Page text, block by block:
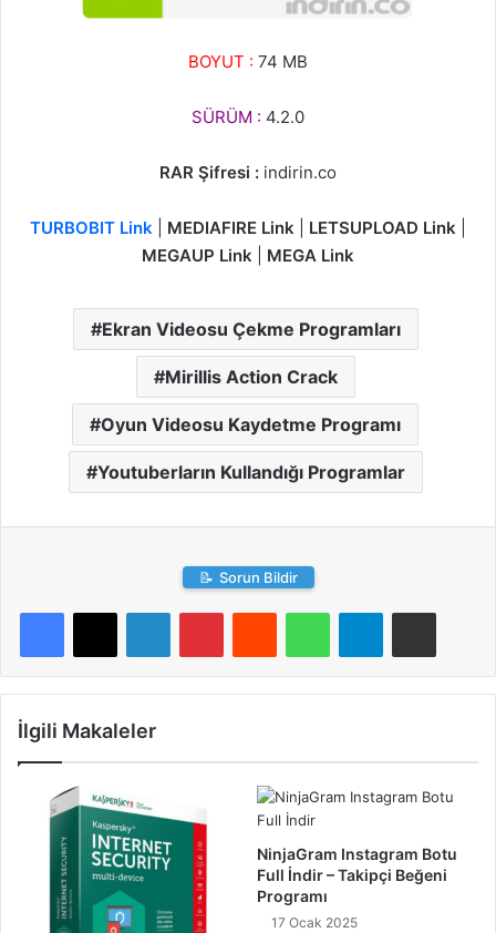
BOYUT : 74 MB
SÜRÜM : 4.2.0
RAR Şifresi : indirin.co
TURBOBIT Link MEDIAFIRE Link LETSUPLOAD Link
MEGAUP Link
MEGA Link
Ekran Videosu Çekme Programları
Mirillis Action Crack
Oyun Videosu Kaydetme Programı
Youtuberların Kullandığı Programlar
📝 Sorun Bildir
Telegram
İlgili Makaleler
NinjaGram Instagram Botu
Full İndir – Takipçi Beğeni
Programı
17 Ocak 2025